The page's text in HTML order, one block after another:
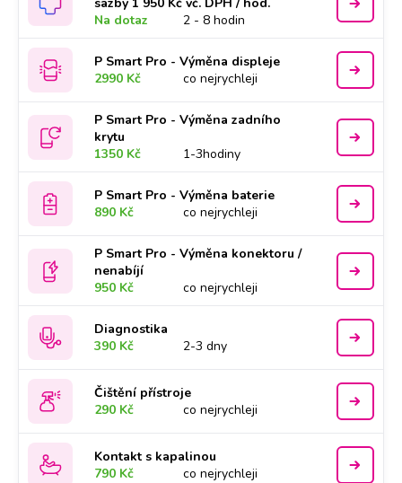
Na dotaz
2 - 8 hodin
P Smart Pro - Výměna displeje
2990 Kč
co nejrychleji
P Smart Pro - Výměna zadního
krytu
1350 Kč
1-3hodiny
P Smart Pro - Výměna baterie
890 Kč
co nejrychleji
P Smart Pro - Výměna konektoru /
nenabíjí
950 Kč
co nejrychleji
Diagnostika
390 Kč
2-3 dny
Čištění přístroje
290 Kč
co nejrychleji
Kontakt s kapalinou
790 Kč
co nejrychleji